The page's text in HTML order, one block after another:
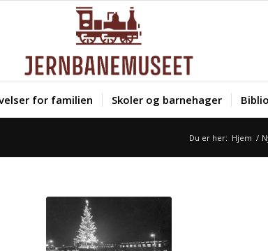
for familien Skoler og barnehager
Du er her: Hjem /